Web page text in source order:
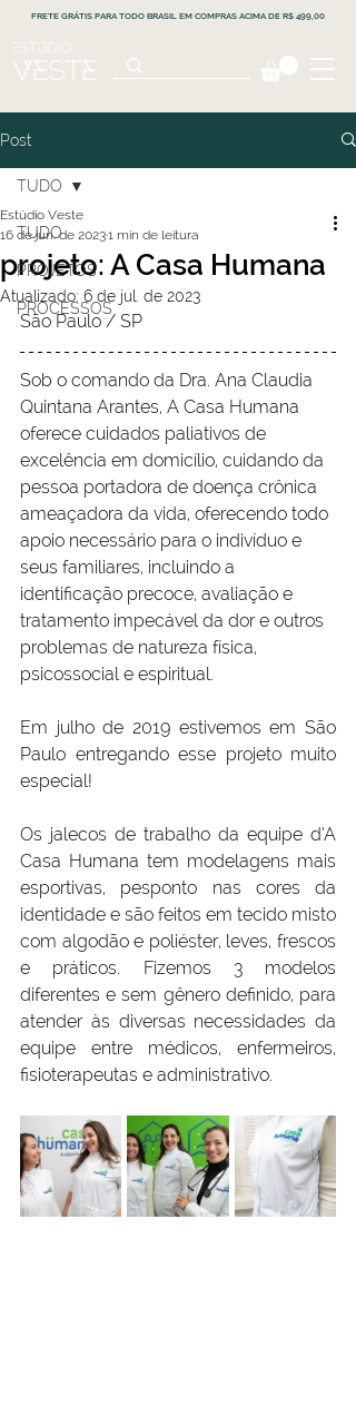
FRETE GRÁTIS PARA TODO BRASIL EM COMPRAS ACIMA DE R$ 499,00
Post
TUDO
PROJETOS
PROCESSOS
TUDO
projeto: A Casa Humana
Estúdio Veste
16 de jun. de 20231 min de leitura
Atualizado: 6 de jul. de 2023
São Paulo / SP
Sob o comando da Dra. Ana Claudia
Quintana Arantes, A Casa Humana
oferece cuidados paliativos de
excelência em domicílio, cuidando da
pessoa portadora de doença crônica
ameaçadora da vida, oferecendo todo
apoio necessário para o indivíduo e
seus familiares, incluindo a
identificação precoce, avaliação e
tratamento impecável da dor e outros
problemas de natureza física,
psicossocial e espiritual.
Em julho de 2019 estivemos em São
Paulo entregando esse projeto muito
especial!
Os jalecos de trabalho da equipe d’A
Casa Humana tem modelagens mais
esportivas, pesponto nas cores da
identidade e são feitos em tecido misto
com algodão e poliéster, leves, frescos
e práticos. Fizemos 3 modelos
diferentes e sem gênero definido, para
atender às diversas necessidades da
equipe entre médicos, enfermeiros,
fisioterapeutas e administrativo.